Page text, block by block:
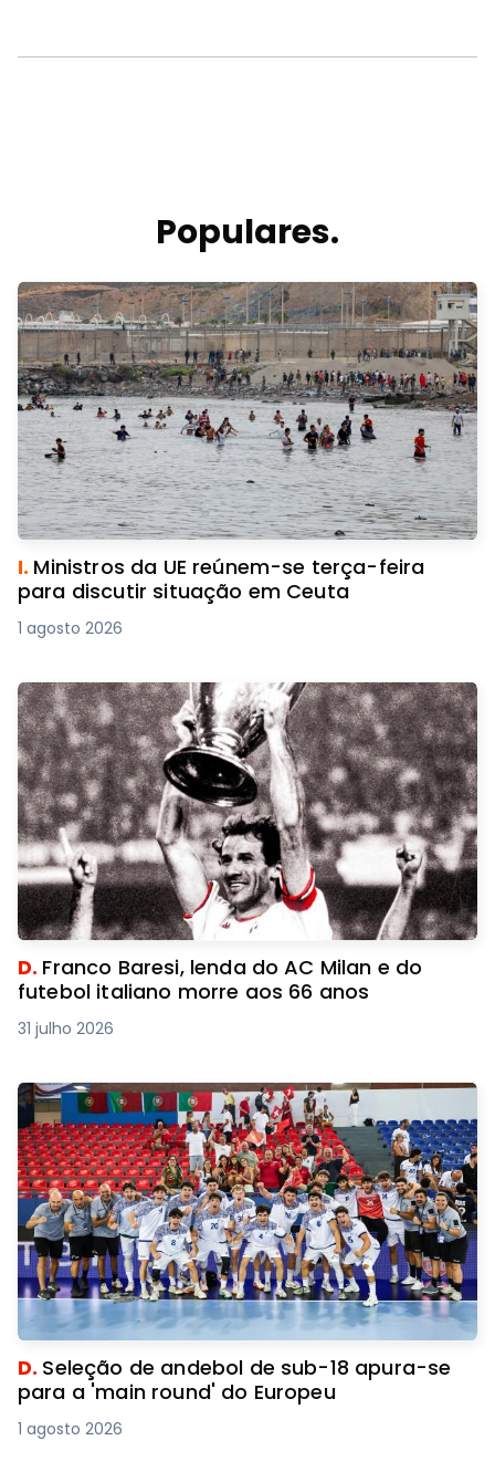
Populares.
I. Ministros da UE reúnem-se terça-feira
para discutir situação em Ceuta
1 agosto 2026
D. Franco Baresi, lenda do AC Milan e do
futebol italiano morre aos 66 anos
31 julho 2026
D. Seleção de andebol de sub-18 apura-se
para a 'main round' do Europeu
1 agosto 2026